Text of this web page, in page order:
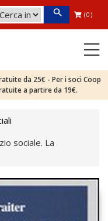
(0)
da 25€ - Per i soci Coop
a partire da 19€.
sociale. La